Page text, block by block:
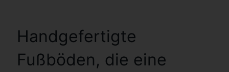
Handgefertigte
Fußböden, die eine